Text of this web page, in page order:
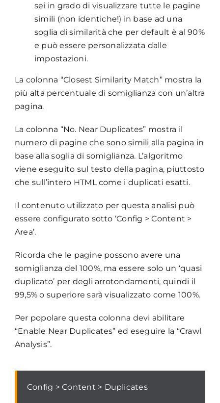
sei in grado di visualizzare tutte le pagine
simili (non identiche!) in base ad una
soglia di similarità che per default è al 90%
e può essere personalizzata dalle
impostazioni.
La colonna “Closest Similarity Match” mostra la
più alta percentuale di somiglianza con un’altra
pagina.
La colonna “No. Near Duplicates” mostra il
numero di pagine che sono simili alla pagina in
base alla soglia di somiglianza. L’algoritmo
viene eseguito sul testo della pagina, piuttosto
che sull’intero HTML come i duplicati esatti.
Il contenuto utilizzato per questa analisi può
essere configurato sotto ‘Config > Content >
Area’.
Ricorda che le pagine possono avere una
somiglianza del 100%, ma essere solo un ‘quasi
duplicato’ per degli arrotondamenti, quindi il
99,5% o superiore sarà visualizzato come 100%.
Per popolare questa colonna devi abilitare
“Enable Near Duplicates” ed eseguire la “Crawl
Analysis”.
Config > Content > Duplicates